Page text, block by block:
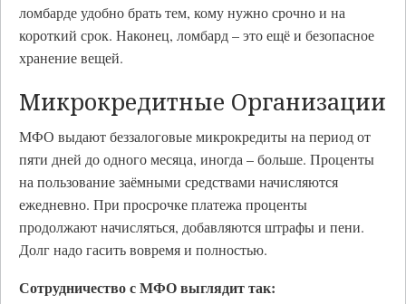
ломбарде удобно брать тем, кому нужно срочно и на
короткий срок. Наконец, ломбард – это ещё и безопасное
хранение вещей.
Микрокредитные Организации
МФО выдают беззалоговые микрокредиты на период от
пяти дней до одного месяца, иногда – больше. Проценты
на пользование заёмными средствами начисляются
ежедневно. При просрочке платежа проценты
продолжают начисляться, добавляются штрафы и пени.
Долг надо гасить вовремя и полностью.
Сотрудничество с МФО выглядит так: